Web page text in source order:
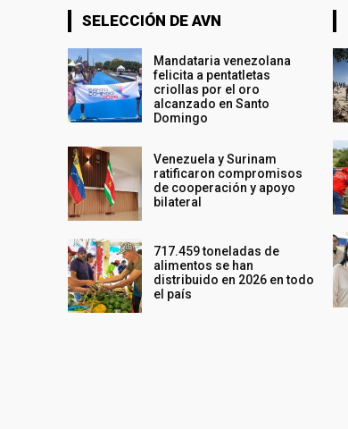
SELECCIÓN DE AVN
Mandataria venezolana
felicita a pentatletas
criollas por el oro
alcanzado en Santo
Domingo
Venezuela y Surinam
ratificaron compromisos
de cooperación y apoyo
bilateral
717.459 toneladas de
alimentos se han
distribuido en 2026 en todo
el país